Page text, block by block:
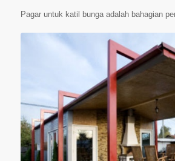
Pagar untuk katil bunga adalah bahagian